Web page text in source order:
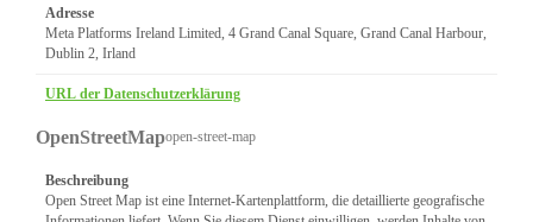
Adresse
Meta Platforms Ireland Limited, 4 Grand Canal Square, Grand Canal Harbour,
Dublin 2, Irland
URL der Datenschutzerklärung
OpenStreetMapopen-street-map
Beschreibung
Open Street Map ist eine Internet-Kartenplattform, die detaillierte geografische